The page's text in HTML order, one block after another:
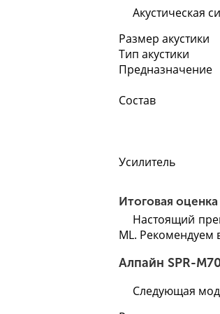
Акустическая
Размер акустики
Тип акустики
Предназначение
Состав
Усилитель
Итоговая оценка
Настоящий
ML. Рекомендуем
Алпайн SPR-
Следующая